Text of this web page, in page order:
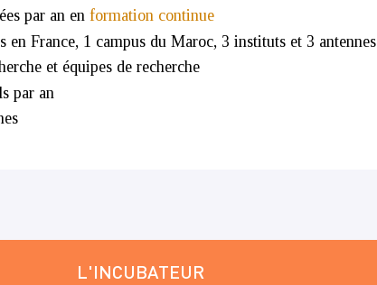
par an en formation continue
en France, 1 campus du Maroc, 3 instituts et 3 antennes
et équipes de recherche
par an
L'INCUBATEUR